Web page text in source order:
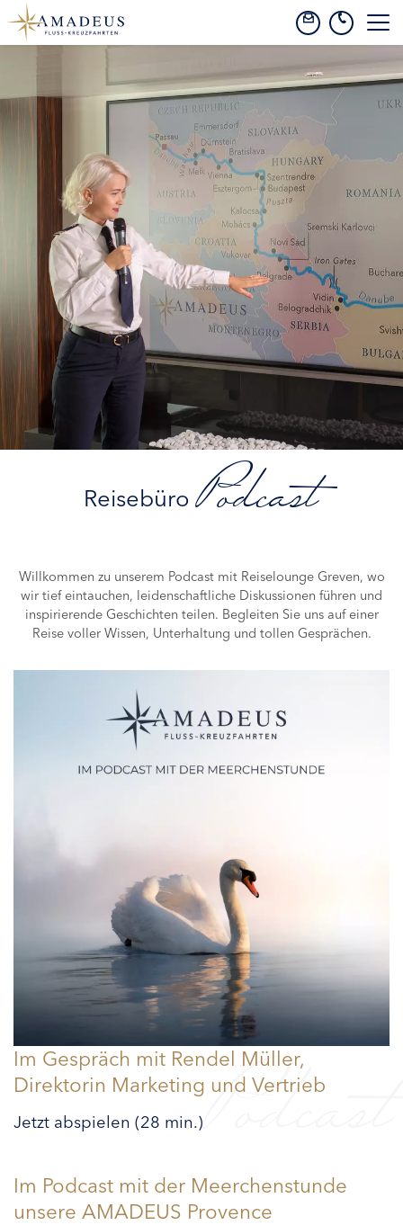
Podcast
Reisebüro Podcast
Willkommen zu unserem Podcast mit Reiselounge Greven, wo
wir tief eintauchen, leidenschaftliche Diskussionen führen und
inspirierende Geschichten teilen. Begleiten Sie uns auf einer
Reise voller Wissen, Unterhaltung und tollen Gesprächen.
Im Gespräch mit Rendel Müller,
Direktorin Marketing und Vertrieb
Jetzt abspielen (28 min.)
Im Podcast mit der Meerchenstunde
unsere AMADEUS Provence